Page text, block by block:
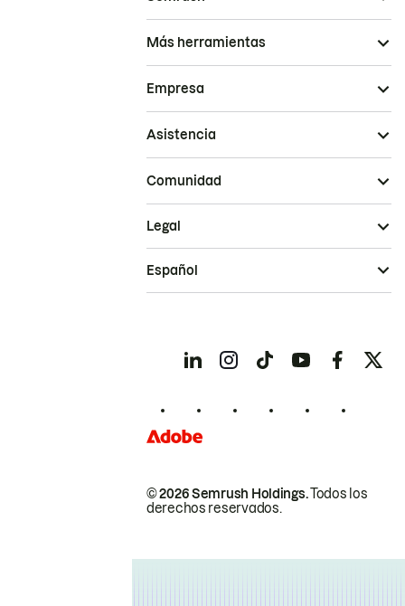
Más herramientas
Empresa
Asistencia
Comunidad
© 2026 Semrush Holdings.Todos los
derechos reservados.
Legal
Español